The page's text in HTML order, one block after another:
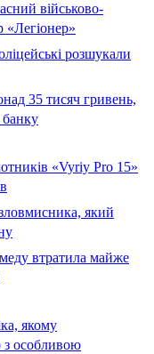
військово-
«Легіонер»
розшукали
35 тисяч гривень,
«Vyriy Pro 15»
який
втратила майже
якому
з особливою